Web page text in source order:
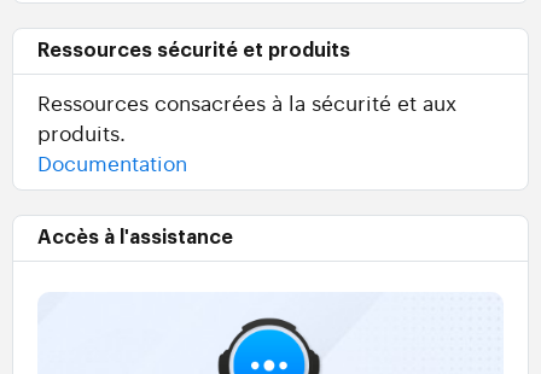
Ressources sécurité et produits
Ressources consacrées à la sécurité et aux
produits.
Documentation
Accès à l'assistance